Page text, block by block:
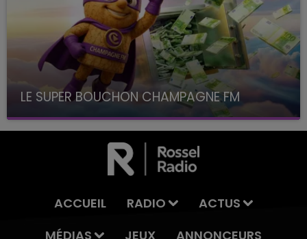
LE SUPER BOUCHON CHAMPAGNE FM
avec La Famille Champagne FM, à 8H10
ACCUEIL RADIO
ACTUS
MÉDIAS
JEUX ANNONCEURS